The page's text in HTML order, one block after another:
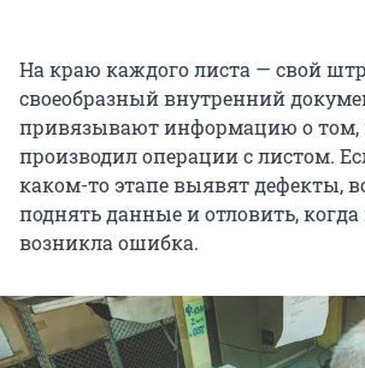
На краю каждого листа — свой
своеобразный внутренний
привязывают информацию о том,
производил операции с листом.
каком-то этапе выявят дефекты,
поднять данные и отловить,
возникла ошибка.